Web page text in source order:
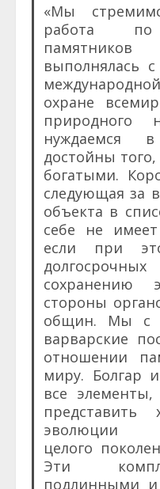
«Мы
работа по
выполнялась
охране
природного
нуждаемся
достойны
богатыми.
следующая за
объекта в
себе не
если при
сохранению
стороны
общин. Мы с
варварские
отношении
миру. Болгар
все
эволюции
целого
Эти
подлинными